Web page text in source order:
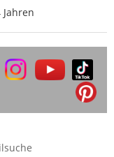
Jahren